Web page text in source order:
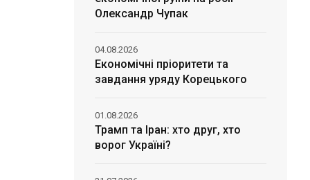
Олександр Чупак
Економічні пріоритети та
завдання уряду Корецького
04.08.2026
Трамп та Іран: хто друг, хто
ворог Україні?
01.08.2026